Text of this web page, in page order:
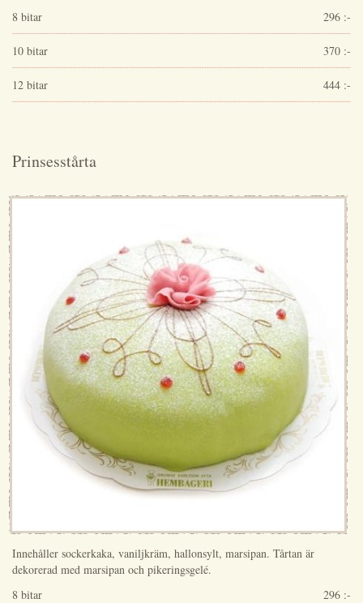
8 bitar
296 :-
10 bitar 370 :-
12 bitar 444 :-
Prinsesstårta
Innehåller sockerkaka, vaniljkräm, hallonsylt, marsipan. Tårtan är
dekorerad med marsipan och pikeringsgelé.
8 bitar
296 :-